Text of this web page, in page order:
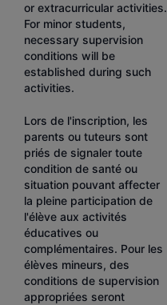
or extracurricular activities.
For minor students,
necessary supervision
conditions will be
established during such
activities.
Lors de l'inscription, les
parents ou tuteurs sont
priés de signaler toute
condition de santé ou
situation pouvant affecter
la pleine participation de
l'élève aux activités
éducatives ou
complémentaires. Pour les
élèves mineurs, des
conditions de supervision
appropriées seront